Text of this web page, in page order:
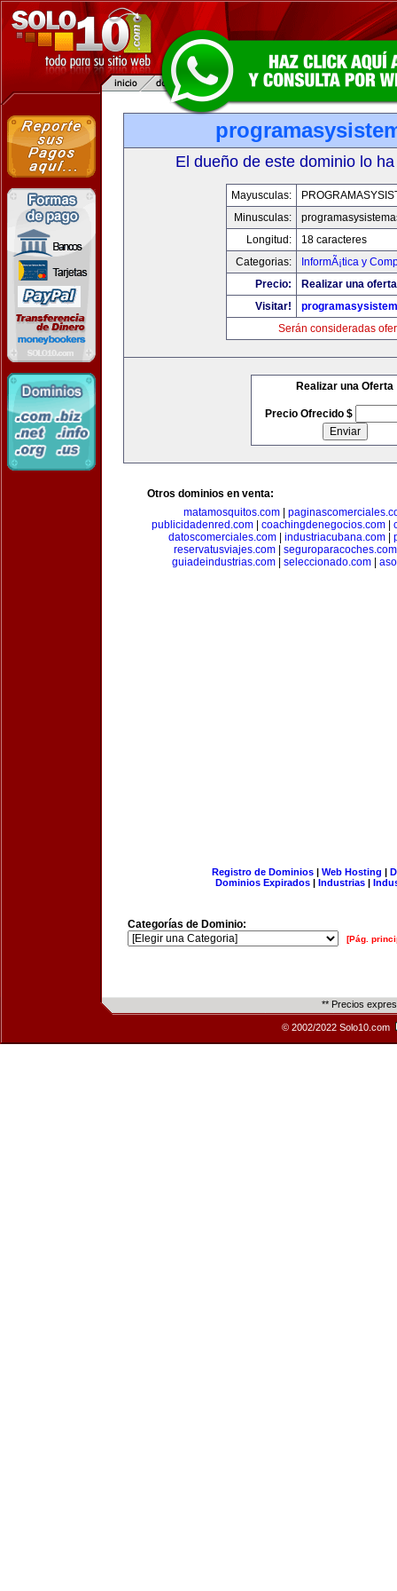
El dueño de este dominio lo
Mayusculas:
Minusculas:
Longitud:
18 caracteres
Categorias:
InformÃ¡tica y
Precio:
Realizar una
Visitar!
Serán consideradas
Realizar una Oferta
Precio Ofrecido $
Otros dominios en venta:
matamosquitos.com|
publicidadenred.com| coachingdenegocios.com|
datoscomerciales.com| industriacubana.com|
reservatusviajes.com| seguroparacoches.com
guiadeindustrias.com
seleccionado.com
Registro de Dominios| Web Hosting |
Dominios Expirados | Industrias |
Categorías de Dominio:
[Pág.
** Precios
© 2002/2022 Solo10.com